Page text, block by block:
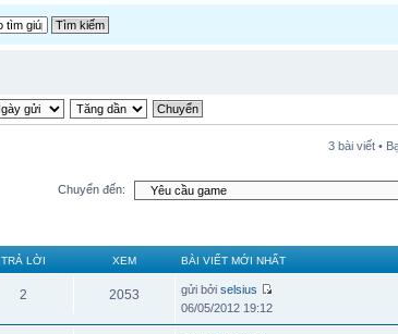
3 bài viết •
Chuyển đến:
TRẢ LỜI XEM BÀI VIẾT MỚI NHẤT
2 2053 gửi bởi selsius
06/05/2012 19:12